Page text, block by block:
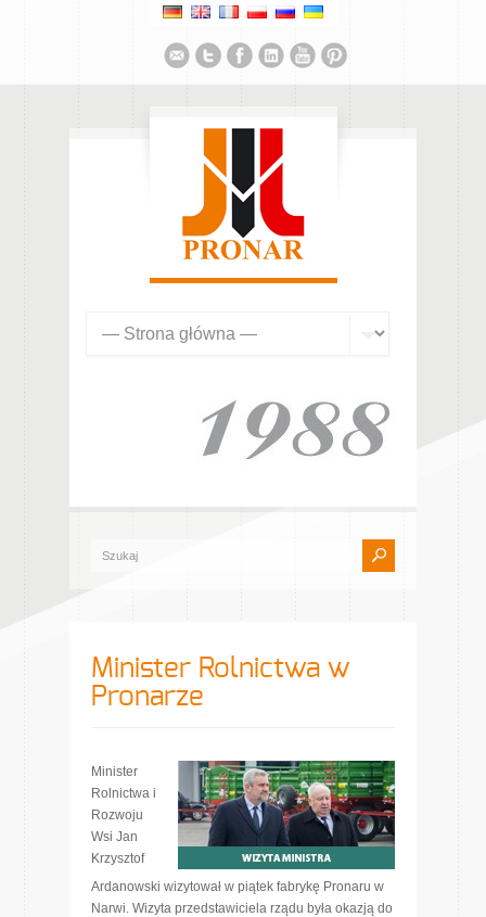
Minister Rolnictwa w
Pronarze
Minister
Rolnictwa i
Rozwoju
Wsi Jan
Krzysztof
Ardanowski wizytował w piątek fabrykę Pronaru w
Narwi. Wizyta przedstawiciela rządu była okazją do